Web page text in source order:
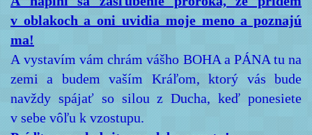
v oblakoch a oni uvidia moje meno a poznajú
ma!
A vystavím vám chrám vášho BOHA a PÁNA tu na
zemi a budem vaším Kráľom, ktorý vás bude
navždy spájať so silou z Ducha, keď ponesiete
v sebe vôľu k vzostupu.